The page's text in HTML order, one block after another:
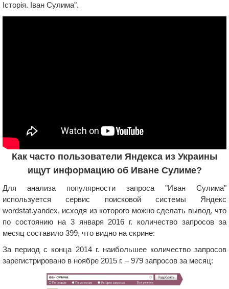
Історія. Іван Сулима".
Как часто пользователи Яндекса из Украины
ищут информацию об Иване Сулиме?
Для анализа популярности запроса "Иван Сулима"
используется сервис поисковой системы Яндекс
wordstat.yandex, исходя из которого можно сделать вывод, что
по состоянию на 3 января 2016 г. количество запросов за
месяц составило 399, что видно на скрине:
За период с конца 2014 г. наибольшее количество запросов
зарегистрировано в ноябре 2015 г. – 979 запросов за месяц: